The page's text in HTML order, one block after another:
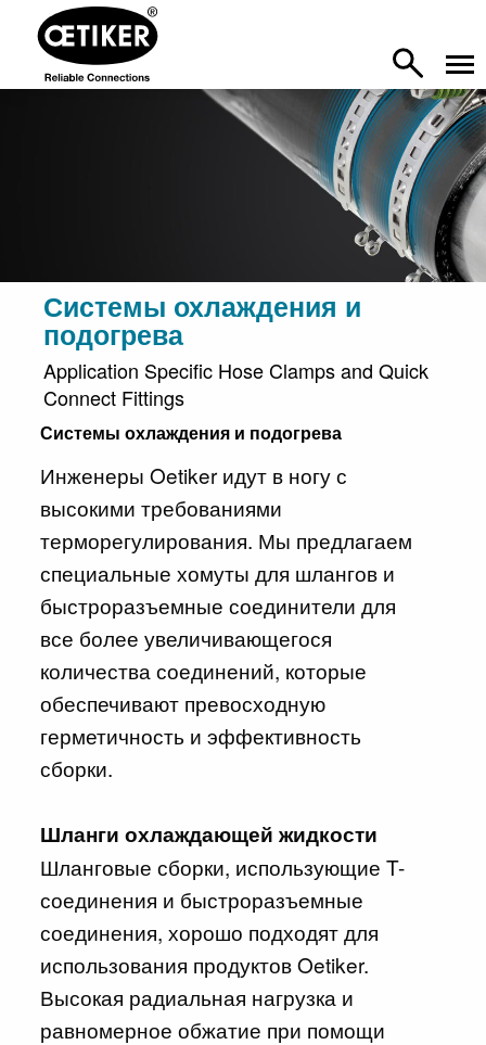
Системы охлаждения и
подогрева
Application Specific Hose Clamps and Quick
Connect Fittings
Системы охлаждения и подогрева
Инженеры Oetiker идут в ногу с
высокими требованиями
терморегулирования. Мы предлагаем
специальные хомуты для шлангов и
быстроразъемные соединители для
все более увеличивающегося
количества соединений, которые
обеспечивают превосходную
герметичность и эффективность
сборки.
Шланги охлаждающей жидкости
Шланговые сборки, использующие T-
соединения и быстроразъемные
соединения, хорошо подходят для
использования продуктов Oetiker.
Высокая радиальная нагрузка и
равномерное обжатие при помощи